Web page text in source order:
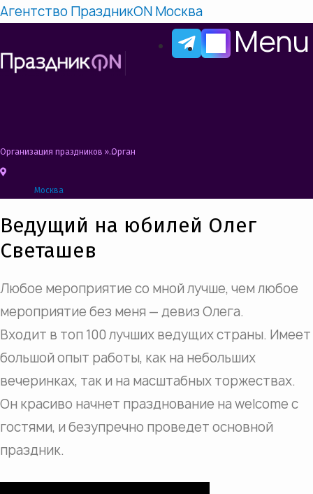
Агентство ПраздникON Москва
Menu
Организация праздников »Организация юбилея в Москве | Юбилей под ключ
Москва
Ведущий на юбилей Олег
Светашев
Любое мероприятие со мной лучше, чем любое
мероприятие без меня — девиз Олега.
Входит в топ 100 лучших ведущих страны. Имеет
большой опыт работы, как на небольших
вечеринках, так и на масштабных торжествах.
Он красиво начнет празднование на welcome с
гостями, и безупречно проведет основной
праздник.